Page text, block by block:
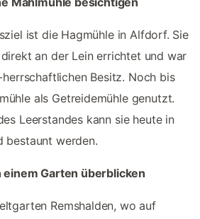
ist die Hagmühle in Alfdorf. Sie
an der Lein errichtet und war
Besitz. Noch bis
als Getreidemühle genutzt.
Leerstandes kann sie heute in
bestaunt werden.
einem Garten überblicken
Remshalden, wo auf